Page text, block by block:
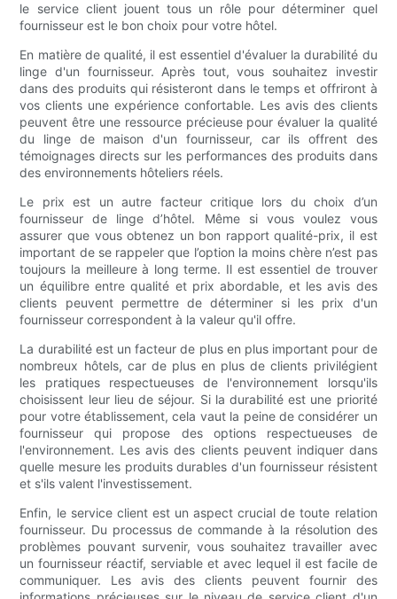
le service client jouent tous un rôle pour déterminer quel
fournisseur est le bon choix pour votre hôtel.
En matière de qualité, il est essentiel d'évaluer la durabilité du
linge d'un fournisseur. Après tout, vous souhaitez investir
dans des produits qui résisteront dans le temps et offriront à
vos clients une expérience confortable. Les avis des clients
peuvent être une ressource précieuse pour évaluer la qualité
du linge de maison d'un fournisseur, car ils offrent des
témoignages directs sur les performances des produits dans
des environnements hôteliers réels.
Le prix est un autre facteur critique lors du choix d’un
fournisseur de linge d’hôtel. Même si vous voulez vous
assurer que vous obtenez un bon rapport qualité-prix, il est
important de se rappeler que l’option la moins chère n’est pas
toujours la meilleure à long terme. Il est essentiel de trouver
un équilibre entre qualité et prix abordable, et les avis des
clients peuvent permettre de déterminer si les prix d'un
fournisseur correspondent à la valeur qu'il offre.
La durabilité est un facteur de plus en plus important pour de
nombreux hôtels, car de plus en plus de clients privilégient
les pratiques respectueuses de l'environnement lorsqu'ils
choisissent leur lieu de séjour. Si la durabilité est une priorité
pour votre établissement, cela vaut la peine de considérer un
fournisseur qui propose des options respectueuses de
l'environnement. Les avis des clients peuvent indiquer dans
quelle mesure les produits durables d'un fournisseur résistent
et s'ils valent l'investissement.
Enfin, le service client est un aspect crucial de toute relation
fournisseur. Du processus de commande à la résolution des
problèmes pouvant survenir, vous souhaitez travailler avec
un fournisseur réactif, serviable et avec lequel il est facile de
communiquer. Les avis des clients peuvent fournir des